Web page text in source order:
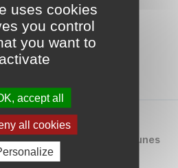
uses cookies
you control
you want to
activate
accept all
all cookies
Communauté de communes
Le Grésivaudan